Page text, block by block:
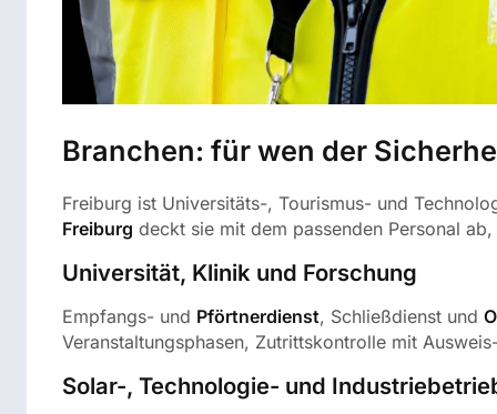
Branchen: für wen der
Freiburg ist Universitäts-, Tourismus- und
Freiburg deckt sie mit dem passenden Personal
Universität, Klinik und Forschung
Empfangs- und Pförtnerdienst, Schließdienst und
Veranstaltungsphasen, Zutrittskontrolle mit
Solar-, Technologie- und